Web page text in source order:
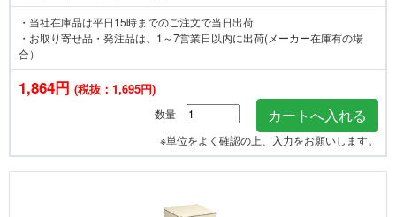
・当社在庫品は平日15時までのご注文で当日出荷
・お取り寄せ品・発注品は、1～7営業日以内に出荷(メーカー在庫有の場
合）
1,864円 (税抜：1,695円)
数量
※単位をよく確認の上、入力をお願いします。